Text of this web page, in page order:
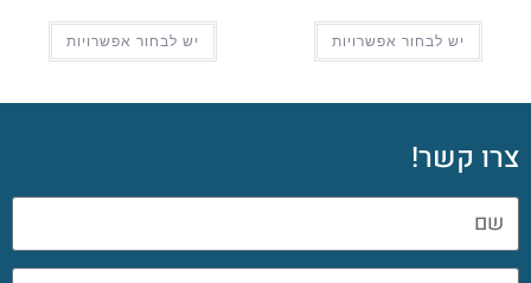
יש לבחור אפשרויות יש לבחור אפשרויות
צרו קשר!